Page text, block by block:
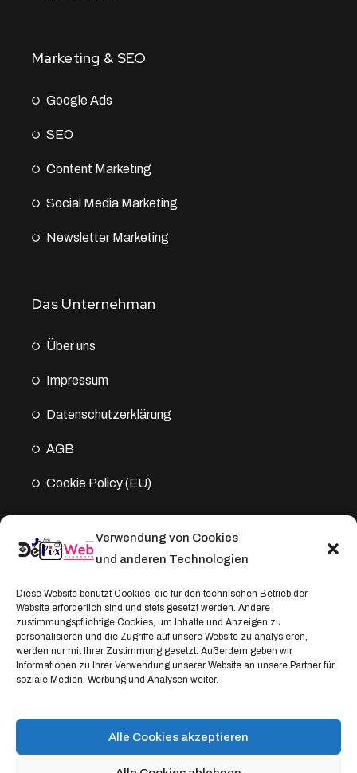
Verwendung von Cookies
und anderen Technologien
Diese Website benutzt Cookies, die für den technischen Betrieb der
Website erforderlich sind und stets gesetzt werden. Andere
zustimmungspflichtige Cookies, um Inhalte und Anzeigen zu
personalisieren und die Zugriffe auf unsere Website zu analysieren,
werden nur mit Ihrer Zustimmung gesetzt. Außerdem geben wir
Informationen zu Ihrer Verwendung unserer Website an unsere Partner für
soziale Medien, Werbung und Analysen weiter.
Alle Cookies akzeptieren
Marketing & SEO
Google Ads
SEO
Content Marketing
Social Media Marketing
Newsletter Marketing
Das Unternehman
Über uns
Impressum
Datenschutz­erklärung
AGB
Cookie Policy (EU)
Kontakt
Address:
Windthorststraße 20
48153 Münster, Deutschland
WhatsApp:
+4917664335685
Email
service@depixweb.de